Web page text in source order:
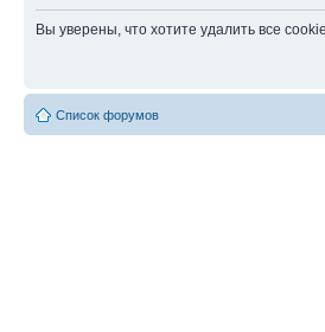
Вы уверены, что хотите удалить все
Список форумов